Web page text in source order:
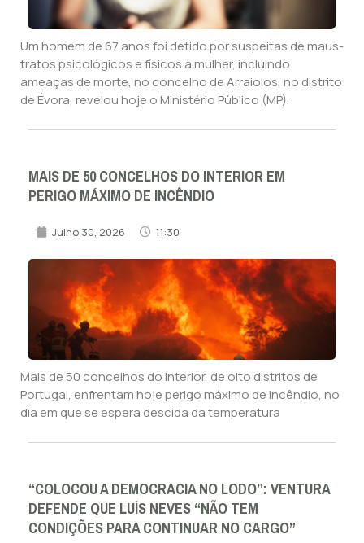
Um homem de 67 anos foi detido por suspeitas de maus-
tratos psicológicos e físicos à mulher, incluindo
ameaças de morte, no concelho de Arraiolos, no distrito
de Évora, revelou hoje o Ministério Público (MP).
MAIS DE 50 CONCELHOS DO INTERIOR EM
PERIGO MÁXIMO DE INCÊNDIO
Julho 30, 2026 11:30
Mais de 50 concelhos do interior, de oito distritos de
Portugal, enfrentam hoje perigo máximo de incêndio, no
dia em que se espera descida da temperatura
“COLOCOU A DEMOCRACIA NO LODO”: VENTURA
DEFENDE QUE LUÍS NEVES “NÃO TEM
CONDIÇÕES PARA CONTINUAR NO CARGO”